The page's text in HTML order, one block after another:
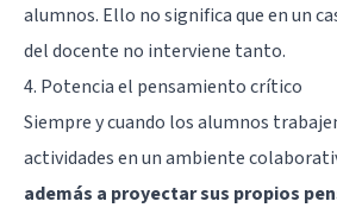
alumnos. Ello no significa que en un
del docente no interviene tanto.
4. Potencia el pensamiento crítico
Siempre y cuando los alumnos
actividades en un ambiente
además a proyectar sus propios